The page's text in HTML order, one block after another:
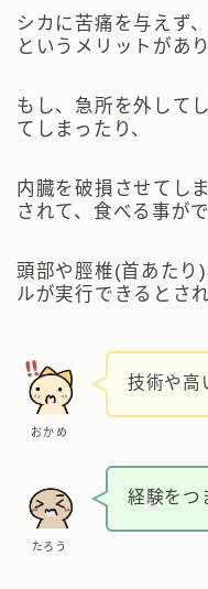
シカに苦痛を与えず
というメリットがあり
もし、急所を外して
てしまったり、
内臓を破損させてし
されて、食べる事が
頭部や脛椎(首あたり
ルが実行できるとさ
おかめ
技術や高
たろう
経験をつ